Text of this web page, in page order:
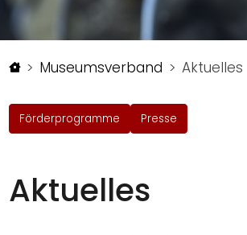
Startseite
Museumsverband Aktuelles
Förderprogramme Presse
Aktuelles